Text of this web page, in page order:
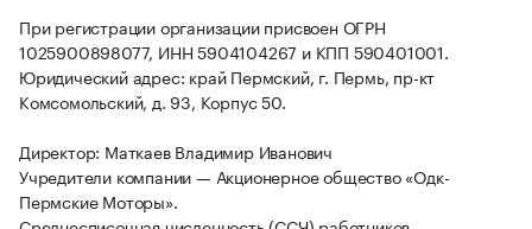
При регистрации организации присвоен ОГРН
1025900898077, ИНН 5904104267 и КПП 590401001.
Юридический адрес: край Пермский, г. Пермь, пр-кт
Комсомольский, д. 93, Корпус 50.
Директор: Маткаев Владимир Иванович
Учредители компании — Акционерное общество «Одк-
Пермские Моторы».